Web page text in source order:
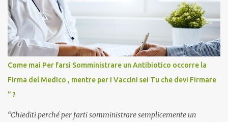
Come mai Per farsi Somministrare un Antibiotico occorre la
Firma del Medico , mentre per i Vaccini sei Tu che devi Firmare
” ?
“Chiediti perché per farti somministrare semplicemente un